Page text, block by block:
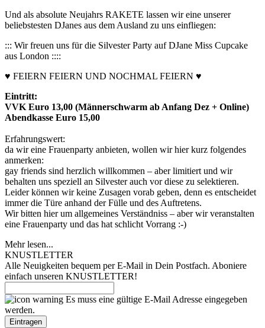
Und als absolute Neujahrs RAKETE lassen wir eine unserer
beliebstesten DJanes aus dem Ausland zu uns einfliegen:
::: Wir freuen uns für die Silvester Party auf DJane Miss Cupcake
aus London ::::
♥ FEIERN FEIERN UND NOCHMAL FEIERN ♥
Eintritt:
VVK Euro 13,00 (Männerschwarm ab Anfang Dez + Online)
Abendkasse Euro 15,00
Erfahrungswert:
da wir eine Frauenparty anbieten, wollen wir hier kurz folgendes
anmerken:
gay friends sind herzlich willkommen – aber limitiert und wir
behalten uns speziell an Silvester auch vor diese zu selektieren.
Leider können wir keine Zusagen vorab geben, denn es entscheidet
immer die Türe anhand der Fülle und des Auftretens.
Wir bitten hier um allgemeines Verständniss – aber wir veranstalten
eine Frauenparty und das hat schlicht Vorrang :-)
Mehr lesen...
KNUSTLETTER
Alle Neuigkeiten bequem per E-Mail in Dein Postfach. Aboniere
einfach unseren KNUSTLETTER!
Es muss eine gültige E-Mail Adresse eingegeben
werden.